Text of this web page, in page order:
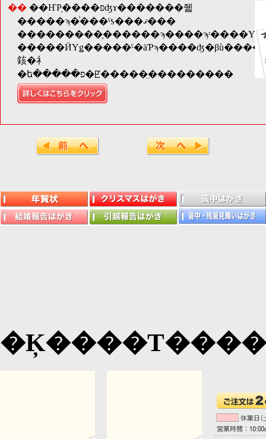
�� ��ҤΡ֥����פʤɤ�������줿
�����ϡ�ͭ���ˤƾ���ޤ���
�����ӤΥǥ�����ˤ�äƤϡ����ʤ�βù����פ����ꡢ���֤Ǥ��ʤ����⤴�����ޤ��Τǡ��֤��
䤤�礻
�ե�����פ�ꡢ�����̤���������